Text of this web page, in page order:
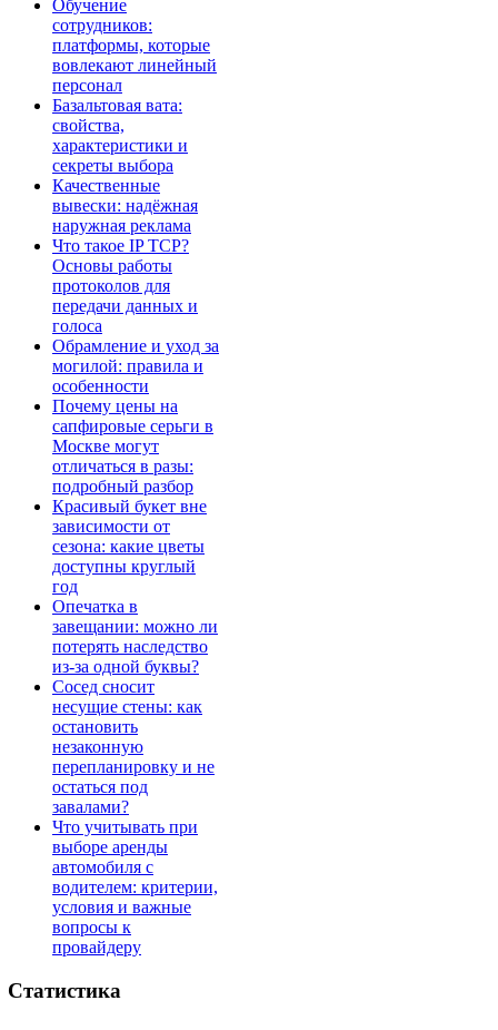
Обучение
сотрудников:
платформы, которые
вовлекают линейный
персонал
Базальтовая вата:
свойства,
характеристики и
секреты выбора
Качественные
вывески: надёжная
наружная реклама
Что такое IP TCP?
Основы работы
протоколов для
передачи данных и
голоса
Обрамление и уход за
могилой: правила и
особенности
Почему цены на
сапфировые серьги в
Москве могут
отличаться в разы:
подробный разбор
Красивый букет вне
зависимости от
сезона: какие цветы
доступны круглый
год
Опечатка в
завещании: можно ли
потерять наследство
из-за одной буквы?
Сосед сносит
несущие стены: как
остановить
незаконную
перепланировку и не
остаться под
завалами?
Что учитывать при
выборе аренды
автомобиля с
водителем: критерии,
условия и важные
вопросы к
провайдеру
Статистика